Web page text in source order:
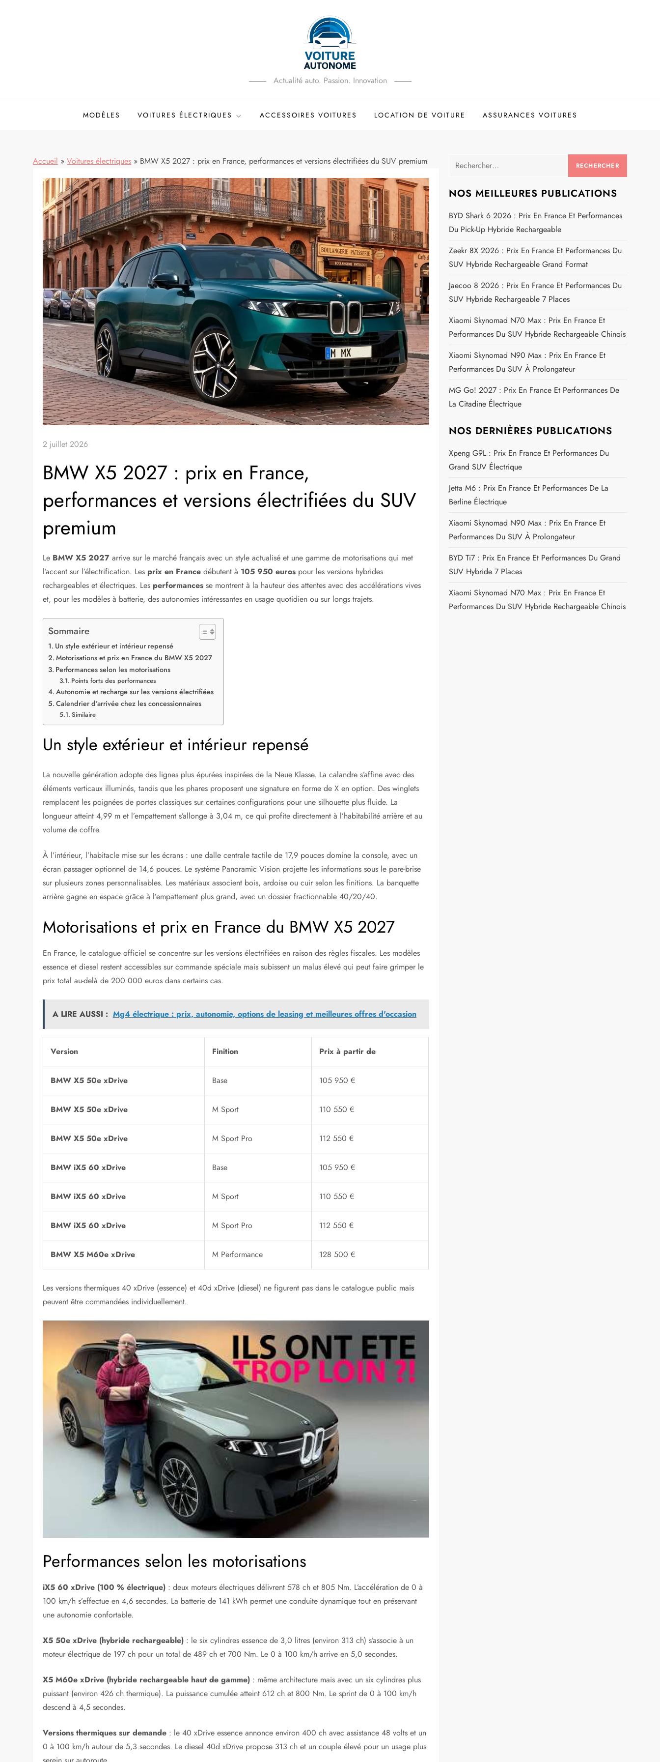
Actualité auto. Passion. Innovation
MODÈLES VOITURES ÉLECTRIQUES ACCESSOIRES VOITURES LOCATION DE VOITURE ASSURANCES VOITURES
Accueil » Voitures électriques » BMW X5 2027 : prix en France, performances et versions électrifiées du SUV premium
2 juillet 2026
BMW X5 2027 : prix en France,
performances et versions électrifiées du SUV
premium
Le BMW X5 2027 arrive sur le marché français avec un style actualisé et une gamme de motorisations qui met
l’accent sur l’électrification. Les prix en France débutent à 105 950 euros pour les versions hybrides
rechargeables et électriques. Les performances se montrent à la hauteur des attentes avec des accélérations vives
et, pour les modèles à batterie, des autonomies intéressantes en usage quotidien ou sur longs trajets.
Sommaire
Un style extérieur et intérieur repensé
Motorisations et prix en France du BMW X5 2027
Performances selon les motorisations
Points forts des performances
Autonomie et recharge sur les versions électrifiées
Calendrier d’arrivée chez les concessionnaires
Similaire
Un style extérieur et intérieur repensé
La nouvelle génération adopte des lignes plus épurées inspirées de la Neue Klasse. La calandre s’affine avec des
éléments verticaux illuminés, tandis que les phares proposent une signature en forme de X en option. Des winglets
remplacent les poignées de portes classiques sur certaines configurations pour une silhouette plus fluide. La
longueur atteint 4,99 m et l’empattement s’allonge à 3,04 m, ce qui profite directement à l’habitabilité arrière et au
volume de coffre.
À l’intérieur, l’habitacle mise sur les écrans : une dalle centrale tactile de 17,9 pouces domine la console, avec un
écran passager optionnel de 14,6 pouces. Le système Panoramic Vision projette les informations sous le pare-brise
sur plusieurs zones personnalisables. Les matériaux associent bois, ardoise ou cuir selon les finitions. La banquette
arrière gagne en espace grâce à l’empattement plus grand, avec un dossier fractionnable 40/20/40.
Motorisations et prix en France du BMW X5 2027
En France, le catalogue officiel se concentre sur les versions électrifiées en raison des règles fiscales. Les modèles
essence et diesel restent accessibles sur commande spéciale mais subissent un malus élevé qui peut faire grimper le
prix total au-delà de 200 000 euros dans certains cas.
A LIRE AUSSI : Mg4 électrique : prix, autonomie, options de leasing et meilleures offres d'occasion
Version Finition Prix à partir de
BMW X5 50e xDrive Base 105 950 €
BMW X5 50e xDrive M Sport 110 550 €
BMW X5 50e xDrive M Sport Pro 112 550 €
BMW iX5 60 xDrive Base 105 950 €
BMW iX5 60 xDrive M Sport 110 550 €
BMW iX5 60 xDrive M Sport Pro 112 550 €
BMW X5 M60e xDrive M Performance 128 500 €
Les versions thermiques 40 xDrive (essence) et 40d xDrive (diesel) ne figurent pas dans le catalogue public mais
peuvent être commandées individuellement.
Performances selon les motorisations
iX5 60 xDrive (100 % électrique) : deux moteurs électriques délivrent 578 ch et 805 Nm. L’accélération de 0 à
100 km/h s’effectue en 4,6 secondes. La batterie de 141 kWh permet une conduite dynamique tout en préservant
une autonomie confortable.
X5 50e xDrive (hybride rechargeable) : le six cylindres essence de 3,0 litres (environ 313 ch) s’associe à un
moteur électrique de 197 ch pour un total de 489 ch et 700 Nm. Le 0 à 100 km/h arrive en 5,0 secondes.
X5 M60e xDrive (hybride rechargeable haut de gamme) : même architecture mais avec un six cylindres plus
puissant (environ 426 ch thermique). La puissance cumulée atteint 612 ch et 800 Nm. Le sprint de 0 à 100 km/h
descend à 4,5 secondes.
Versions thermiques sur demande : le 40 xDrive essence annonce environ 400 ch avec assistance 48 volts et un
0 à 100 km/h autour de 5,3 secondes. Le diesel 40d xDrive propose 313 ch et un couple élevé pour un usage plus
Rechercher :
NOS MEILLEURES PUBLICATIONS
BYD Shark 6 2026 : Prix En France Et Performances
Du Pick-Up Hybride Rechargeable
Zeekr 8X 2026 : Prix En France Et Performances Du
SUV Hybride Rechargeable Grand Format
Jaecoo 8 2026 : Prix En France Et Performances Du
SUV Hybride Rechargeable 7 Places
Xiaomi Skynomad N70 Max : Prix En France Et
Performances Du SUV Hybride Rechargeable Chinois
Xiaomi Skynomad N90 Max : Prix En France Et
Performances Du SUV À Prolongateur
MG Go! 2027 : Prix En France Et Performances De
La Citadine Électrique
NOS DERNIÈRES PUBLICATIONS
Xpeng G9L : Prix En France Et Performances Du
Grand SUV Électrique
Jetta M6 : Prix En France Et Performances De La
Berline Électrique
Xiaomi Skynomad N90 Max : Prix En France Et
Performances Du SUV À Prolongateur
BYD Ti7 : Prix En France Et Performances Du Grand
SUV Hybride 7 Places
Xiaomi Skynomad N70 Max : Prix En France Et
Performances Du SUV Hybride Rechargeable Chinois